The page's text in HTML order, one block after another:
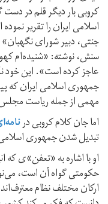
کروبی بار دیگر قلم در دست
اسلامی ایران را تقریر
سنش، نوشته: «شنیده‌ام
عاجز کرده است». این خود
جمهوری اسلامی ایران که
مهمی از جمله ریاست مجلس
اما جان کلام کروبی در
تبدیل شدن جمهوری
او با اشاره به «تعفن»ی که
حکومتی گواه آن است،
ارکان مختلف نظام